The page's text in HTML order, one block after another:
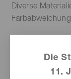
Diverse
Bei uns ist
Freude &
Unikat, das
Die
11.